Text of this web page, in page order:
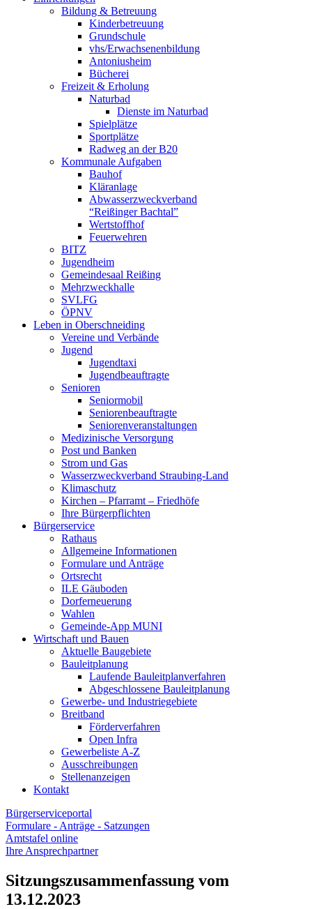
Bildung & Betreuung
Kinderbetreuung
Grundschule
vhs/Erwachsenenbildung
Antoniusheim
Bücherei
Freizeit & Erholung
Naturbad
Dienste im Naturbad
Spielplätze
Sportplätze
Radweg an der B20
Kommunale Aufgaben
Bauhof
Kläranlage
Abwasserzweckverband
“Reißinger Bachtal”
Wertstoffhof
Feuerwehren
BITZ
Jugendheim
Gemeindesaal Reißing
Mehrzweckhalle
SVLFG
ÖPNV
Leben in Oberschneiding
Vereine und Verbände
Jugend
Jugendtaxi
Jugendbeauftragte
Senioren
Seniormobil
Seniorenbeauftragte
Seniorenveranstaltungen
Medizinische Versorgung
Post und Banken
Strom und Gas
Wasserzweckverband Straubing-Land
Klimaschutz
Kirchen – Pfarramt – Friedhöfe
Ihre Bürgerpflichten
Bürgerservice
Rathaus
Allgemeine Informationen
Formulare und Anträge
Ortsrecht
ILE Gäuboden
Dorferneuerung
Wahlen
Gemeinde-App MUNI
Wirtschaft und Bauen
Aktuelle Baugebiete
Bauleitplanung
Laufende Bauleitplanverfahren
Abgeschlossene Bauleitplanung
Gewerbe- und Industriegebiete
Breitband
Förderverfahren
Open Infra
Gewerbeliste A-Z
Ausschreibungen
Stellenanzeigen
Kontakt
Bürgerserviceportal
Formulare - Anträge - Satzungen
Amtstafel online
Ihre Ansprechpartner
Sitzungszusammenfassung vom
13.12.2023